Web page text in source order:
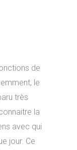
de
le
très
la
avec qui
jour. Ce